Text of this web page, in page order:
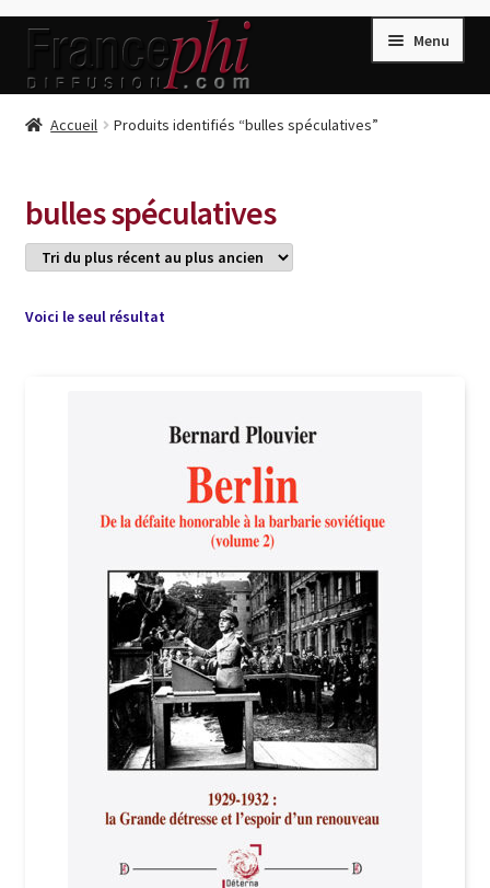
Aller
la
Aller
contenu
Menu
Accueil
Conditions de Vente
Connection
Livres de Peter Randa
Livres de Philippe Randa
Login Customizer
Nous Contacter
Politique de confidentialité et cookies
Qui sommes-nous ?
Soutien à Philippe Randa
Accueil Produits identifiés “bulles spéculatives”
bulles spéculatives
Voici le seul résultat